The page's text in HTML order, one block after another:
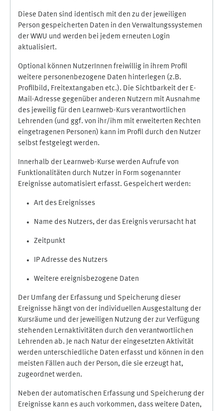
Diese Daten sind identisch mit den zu der jeweiligen
Person gespeicherten Daten in den Verwaltungssystemen
der WWU und werden bei jedem erneuten Login
aktualisiert.
Optional können NutzerInnen freiwillig in ihrem Profil
weitere personenbezogene Daten hinterlegen (z.B.
Profilbild, Freitextangaben etc.). Die Sichtbarkeit der E-
Mail-Adresse gegenüber anderen Nutzern mit Ausnahme
des jeweilig für den Learnweb-Kurs verantwortlichen
Lehrenden (und ggf. von ihr/ihm mit erweiterten Rechten
eingetragenen Personen) kann im Profil durch den Nutzer
selbst festgelegt werden.
Innerhalb der Learnweb-Kurse werden Aufrufe von
Funktionalitäten durch Nutzer in Form sogenannter
Ereignisse automatisiert erfasst. Gespeichert werden:
Art des Ereignisses
Name des Nutzers, der das Ereignis verursacht hat
Zeitpunkt
IP Adresse des Nutzers
Weitere ereignisbezogene Daten
Der Umfang der Erfassung und Speicherung dieser
Ereignisse hängt von der individuellen Ausgestaltung der
Kursräume und der jeweiligen Nutzung der zur Verfügung
stehenden Lernaktivitäten durch den verantwortlichen
Lehrenden ab. Je nach Natur der eingesetzten Aktivität
werden unterschiedliche Daten erfasst und können in den
meisten Fällen auch der Person, die sie erzeugt hat,
zugeordnet werden.
Neben der automatischen Erfassung und Speicherung der
Ereignisse kann es auch vorkommen, dass weitere Daten,